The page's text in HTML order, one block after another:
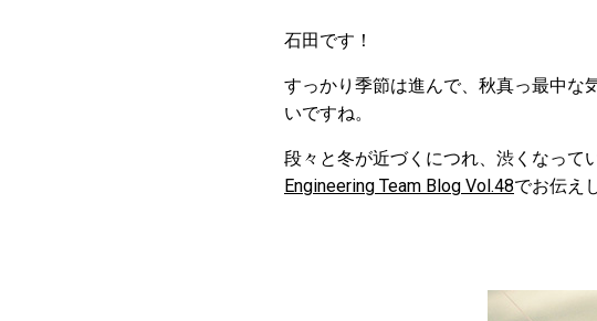
石田です！
すっかり季節は進んで、秋真っ最中な
いですね。
段々と冬が近づくにつれ、渋くなって
Engineering Team Blog Vol.48でお伝え